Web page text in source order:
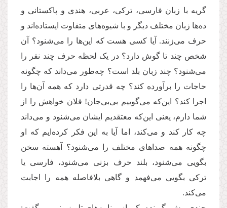
گریه با زبان فارسی، ترکی، عربی، هندی و پاکستانی و
ده‌ها زبان مختلف دیگر و با شیوه‌های متفاوت ایستاده‌اند و
حرف می‌زنند. آیا کسی هست که این‌ها را می‌شنود؟ آن
شخص چند تا گوش دارد؟ در یک لحظه حرف چند نفر را
می‌شنود؟ چند زبان بلد است؟ چه‌طور می‌داند که چگونه
حاجات را برآورده کند؟ چه قدرتی دارد که همه آن‌ها را
اجرا کند؟ این‌که می‌گوییم بی‌بی‌جان! فلان خواهش را از
شما دارم، یعنی این‌که معتقدیم ایشان می‌شنود و می‌داند
چه کار کند و می‌کند، اما آیا به این فکر کرده‌ایم که او
چگونه همه صداهای مختلف را می‌شنود؟ آهسته سخن
بگویی می‌شنود، بلند حرف بزنی می‌شنود، فارسی یا
ترکی بگویی می‌فهمد و گاهی بلافاصله همه را اجابت
می‌کند.